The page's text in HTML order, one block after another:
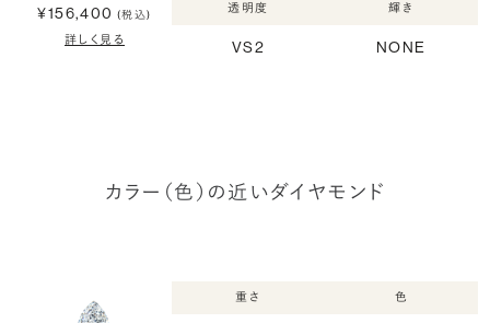
¥156,400 (税込)
詳しく見る
透明度
VS2
輝き
NONE
カラー（色）の近いダイヤモンド
重さ 色